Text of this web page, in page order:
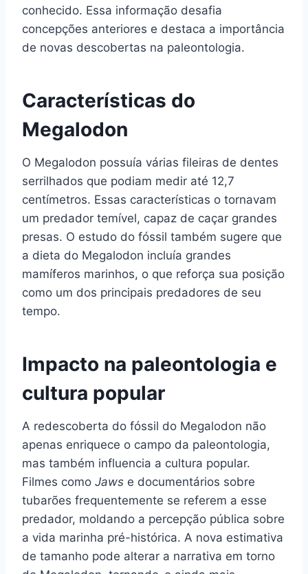
conhecido. Essa informação desafia
concepções anteriores e destaca a importância
de novas descobertas na paleontologia.
Características do
Megalodon
O Megalodon possuía várias fileiras de dentes
serrilhados que podiam medir até 12,7
centímetros. Essas características o tornavam
um predador temível, capaz de caçar grandes
presas. O estudo do fóssil também sugere que
a dieta do Megalodon incluía grandes
mamíferos marinhos, o que reforça sua posição
como um dos principais predadores de seu
tempo.
Impacto na paleontologia e
cultura popular
A redescoberta do fóssil do Megalodon não
apenas enriquece o campo da paleontologia,
mas também influencia a cultura popular.
Filmes como Jaws e documentários sobre
tubarões frequentemente se referem a esse
predador, moldando a percepção pública sobre
a vida marinha pré-histórica. A nova estimativa
de tamanho pode alterar a narrativa em torno